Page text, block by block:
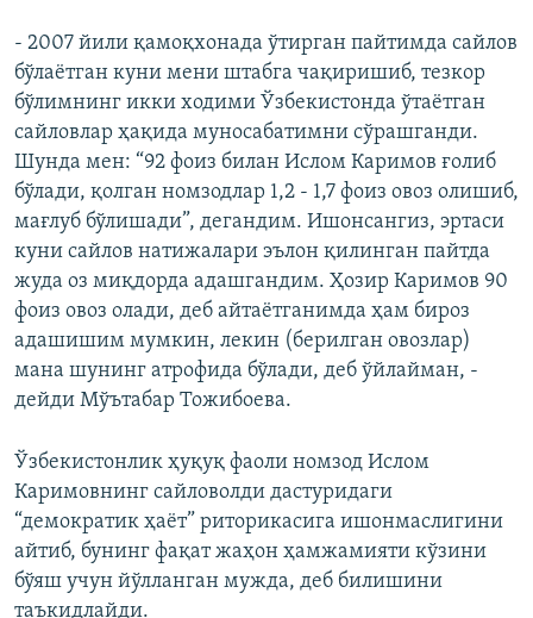
- 2007 йили қамоқхонада ўтирган пайтимда сайлов
бўлаётган куни мени штабга чақиришиб, тезкор
бўлимнинг икки ходими Ўзбекистонда ўтаётган
сайловлар ҳақида муносабатимни сўрашганди.
Шунда мен: “92 фоиз билан Ислом Каримов ғолиб
бўлади, қолган номзодлар 1,2 - 1,7 фоиз овоз олишиб,
мағлуб бўлишади”, дегандим. Ишонсангиз, эртаси
куни сайлов натижалари эълон қилинган пайтда
жуда оз миқдорда адашгандим. Ҳозир Каримов 90
фоиз овоз олади, деб айтаётганимда ҳам бироз
адашишим мумкин, лекин (берилган овозлар)
мана шунинг атрофида бўлади, деб ўйлайман, -
дейди Мўътабар Тожибоева.
Ўзбекистонлик ҳуқуқ фаоли номзод Ислом
Каримовнинг сайловолди дастуридаги
“демократик ҳаёт” риторикасига ишонмаслигини
айтиб, бунинг фақат жаҳон ҳамжамияти кўзини
бўяш учун йўлланган мужда, деб билишини
таъкидлайди.